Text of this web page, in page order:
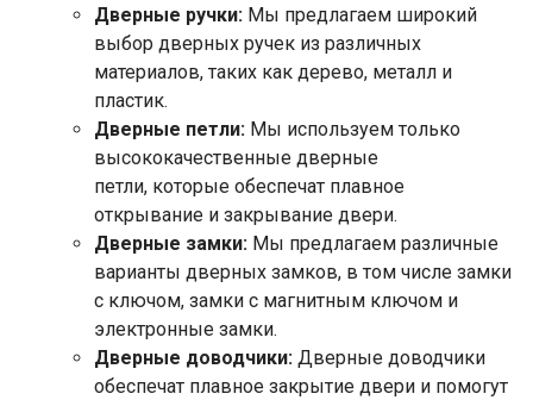
Дверные ручки: Мы предлагаем широкий
выбор дверных ручек из различных
материалов, таких как дерево, металл и
пластик.
Дверные петли: Мы используем только
высококачественные дверные
петли, которые обеспечат плавное
открывание и закрывание двери.
Дверные замки: Мы предлагаем различные
варианты дверных замков, в том числе замки
с ключом, замки с магнитным ключом и
электронные замки.
Дверные доводчики: Дверные доводчики
обеспечат плавное закрытие двери и помогут